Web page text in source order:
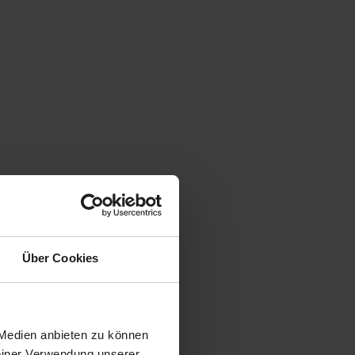
Über Cookies
anbieten zu können